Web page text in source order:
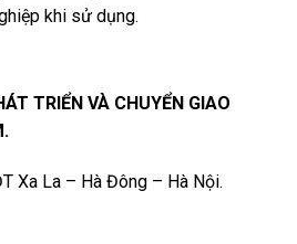
khi sử dụng.
TRIỂN VÀ CHUYỂN GIAO
Xa La – Hà Đông – Hà Nội.